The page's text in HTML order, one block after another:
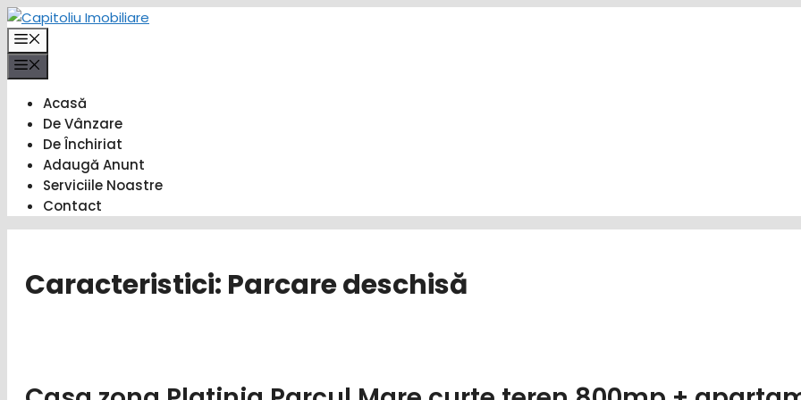
Sari
la
conținut
Acasă
De Vânzare
De Închiriat
Adaugă Anunt
Serviciile Noastre
Contact
Caracteristici: Parcare deschisă